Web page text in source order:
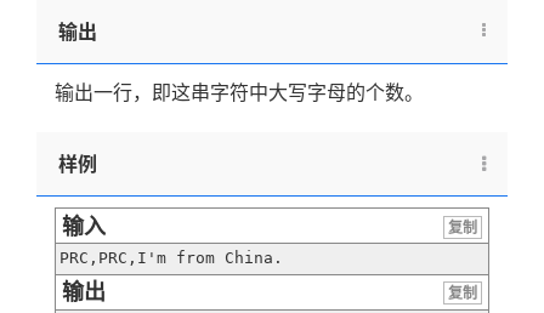
输出
输出一行，即这串字符中大写字母的个数。
样例
输入
复制
PRC,PRC,I'm from China.
输出
复制